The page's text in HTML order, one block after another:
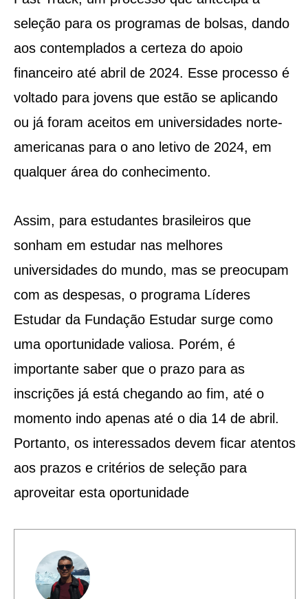
seleção para os programas de bolsas, dando
aos contemplados a certeza do apoio
financeiro até abril de 2024. Esse processo é
voltado para jovens que estão se aplicando
ou já foram aceitos em universidades norte-
americanas para o ano letivo de 2024, em
qualquer área do conhecimento.
Assim, para estudantes brasileiros que
sonham em estudar nas melhores
universidades do mundo, mas se preocupam
com as despesas, o programa Líderes
Estudar da Fundação Estudar surge como
uma oportunidade valiosa. Porém, é
importante saber que o prazo para as
inscrições já está chegando ao fim, até o
momento indo apenas até o dia 14 de abril.
Portanto, os interessados devem ficar atentos
aos prazos e critérios de seleção para
aproveitar esta oportunidade